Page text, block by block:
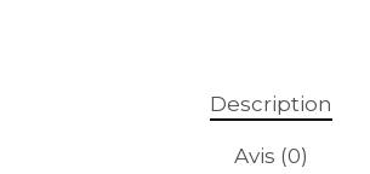
Description
Avis (0)